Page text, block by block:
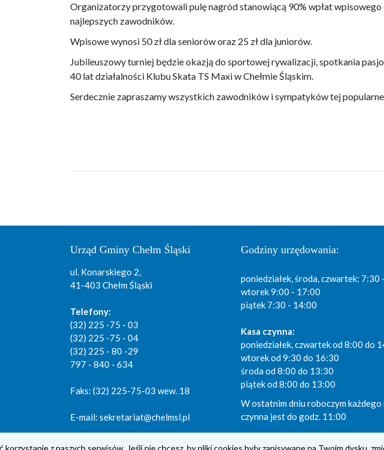
Organizatorzy przygotowali pulę nagród stanowiącą 90% wpłat
najlepszych zawodników.
Wpisowe wynosi 50 zł dla seniorów oraz 25 zł dla juniorów.
Jubileuszowy turniej będzie okazją do sportowej rywalizacji, spotkania
40 lat działalności Klubu Skata TS Maxi w Chełmie Śląskim.
Serdecznie zapraszamy wszystkich zawodników i sympatyków tej
Urząd Gminy Chełm Śląski
ul. Konarskiego 2,
41-403 Chełm Śląski
Telefony:
(32) 225 -75 - 03
(32) 225 -75 - 04
(32) 225 - 80 -29
797 - 840 - 634
Faks: (32) 225-75-03 wew. 18
E-mail: sekretariat@chelmsl.pl
Godziny urzędowania:
poniedziałek, środa, czwartek: 7:30
wtorek 9:00 - 17:00
piątek 7:30 - 14:00
Kasa czynna:
poniedziałek, czwartek od 8:00 do
wtorek od 9:30 do 16:30
środa od 8:00 do 13:30
piątek od 8:00 do 13:00
W ostatnim dniu roboczym każdego
czynna jest do godz. 11:00
korzystanie z naszych serwisów. Jeśli nie chcesz, by pliki cookies były zapisywane na Twoim dysku,